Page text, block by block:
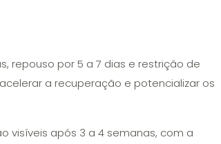
repouso por 5 a 7 dias e restrição de
a recuperação e potencializar os
visíveis após 3 a 4 semanas, com a